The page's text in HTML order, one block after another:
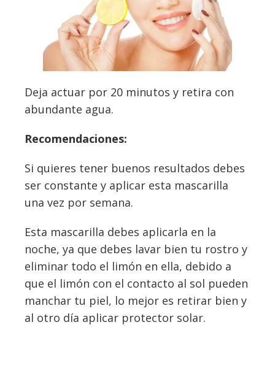
Deja actuar por 20 minutos y retira con
abundante agua.
Recomendaciones:
Si quieres tener buenos resultados debes
ser constante y aplicar esta mascarilla
una vez por semana.
Esta mascarilla debes aplicarla en la
noche, ya que debes lavar bien tu rostro y
eliminar todo el limón en ella, debido a
que el limón con el contacto al sol pueden
manchar tu piel, lo mejor es retirar bien y
al otro día aplicar protector solar.